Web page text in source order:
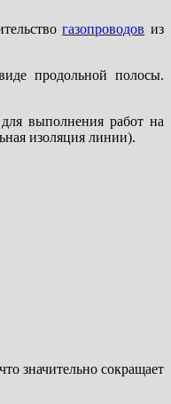
газопроводов из
продольной полосы.
выполнения работ на
изоляция линии).
значительно сокращает